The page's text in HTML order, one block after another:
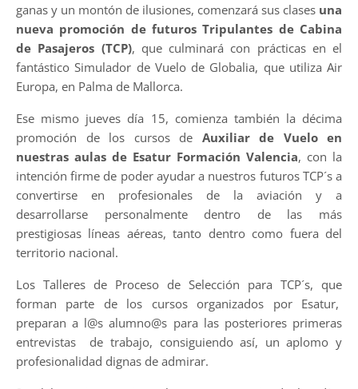
ganas y un montón de ilusiones, comenzará sus clases una
nueva promoción de futuros Tripulantes de Cabina
de Pasajeros (TCP), que culminará con prácticas en el
fantástico Simulador de Vuelo de Globalia, que utiliza Air
Europa, en Palma de Mallorca.
Ese mismo jueves día 15, comienza también la décima
promoción de los cursos de Auxiliar de Vuelo en
nuestras aulas de Esatur Formación Valencia, con la
intención firme de poder ayudar a nuestros futuros TCP´s a
convertirse en profesionales de la aviación y a
desarrollarse personalmente dentro de las más
prestigiosas líneas aéreas, tanto dentro como fuera del
territorio nacional.
Los Talleres de Proceso de Selección para TCP´s, que
forman parte de los cursos organizados por Esatur,
preparan a l@s alumno@s para las posteriores primeras
entrevistas de trabajo, consiguiendo así, un aplomo y
profesionalidad dignas de admirar.